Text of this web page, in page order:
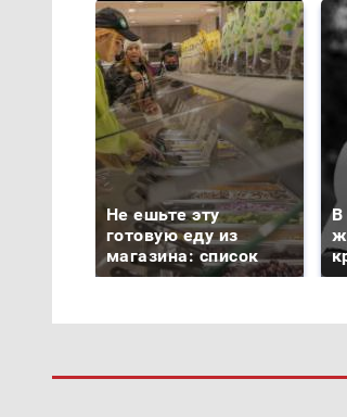
Не ешьте эту
готовую еду из
магазина: список
В